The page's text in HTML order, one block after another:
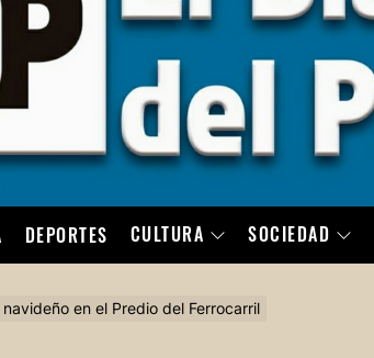
DEPORTES CULTURA SOCIEDAD
en el Predio del Ferrocarril